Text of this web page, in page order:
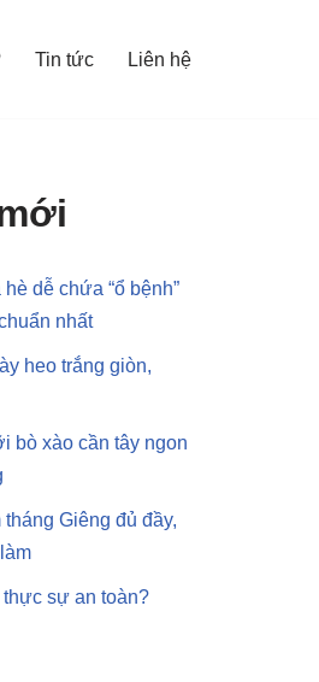
Tin tức Liên hệ
dễ chứa “ổ bệnh”
nhất
heo trắng giòn,
bò xào cần tây ngon
Giêng đủ đầy,
sự an toàn?